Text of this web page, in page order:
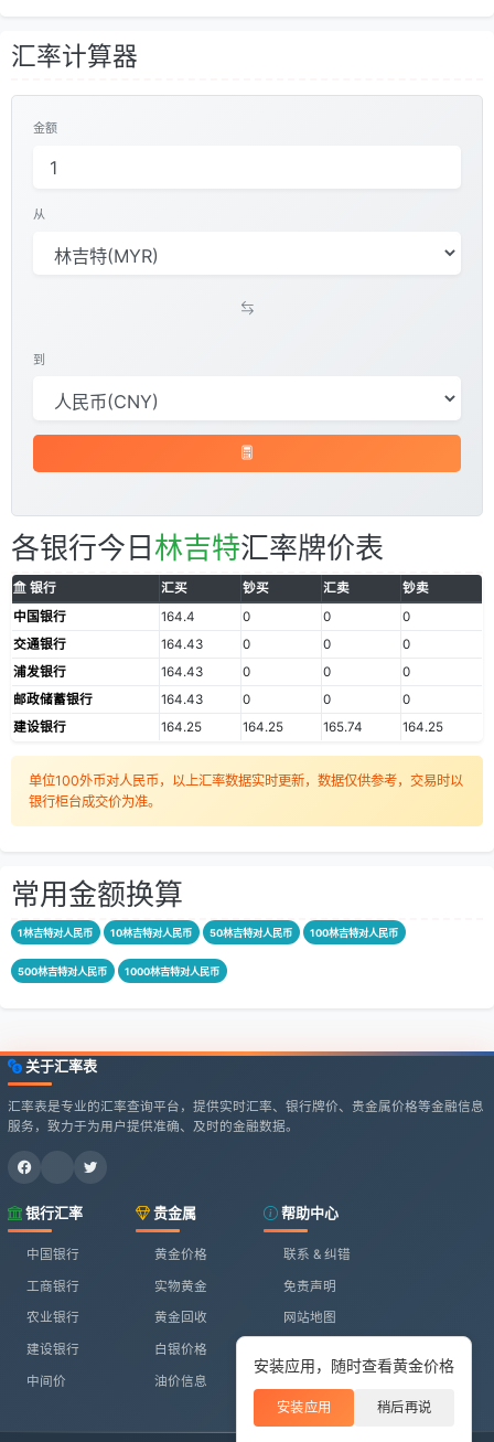
安装应用，随时查看黄金价格
安装应用 稍后再说
汇率计算器
金额
从
到
各银行今日 林吉特汇率牌价表
银行 汇买 钞买 汇卖
钞卖
中国银行
164.4 0 0
0
交通银行
164.43 0 0
0
浦发银行
164.43 0 0
0
邮政储蓄银行
164.43 0 0
0
建设银行
164.25 164.25 165.74 164.25
单位100外币对人民币，以上汇率数据实时更新，数据仅供参考，交易时以
银行柜台成交价为准。
常用金额换算
1林吉特对人民币 10林吉特对人民币 50林吉特对人民币 100林吉特对人民币
500林吉特对人民币 1000林吉特对人民币
关于汇率表
汇率表是专业的汇率查询平台，提供实时汇率、银行牌价、贵金属价格等金融信息
服务，致力于为用户提供准确、及时的金融数据。
银行汇率
中国银行
工商银行
农业银行
建设银行
中间价
贵金属
黄金价格
实物黄金
黄金回收
白银价格
油价信息
帮助中心
联系 & 纠错
免责声明
网站地图